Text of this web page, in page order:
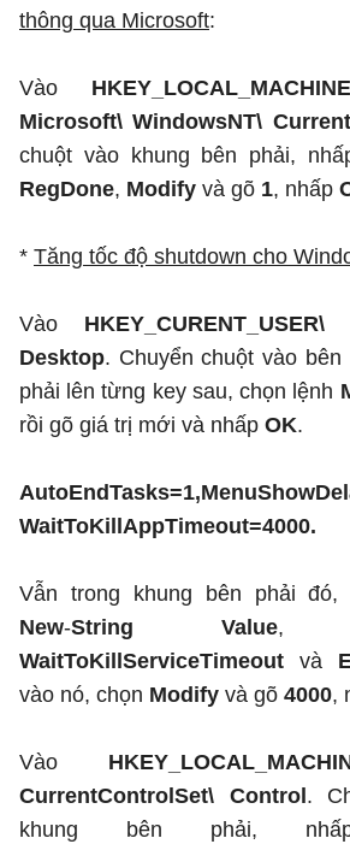
thông qua Microsoft:
Vào
Microsoft\ WindowsNT\
chuột vào khung bên phải,
RegDone, Modify và gõ 1, nhấp
* Tăng tốc độ shutdown cho
Vào
Desktop. Chuyển chuột vào bên
phải lên từng key sau, chọn lệnh
rồi gõ giá trị mới và nhấp OK.
WaitToKillAppTimeout=4000.
Vẫn trong khung bên phải đó,
New-String Value,
WaitToKillServiceTimeout và
vào nó, chọn Modify và gõ 4000,
Vào
CurrentControlSet\ Control .
khung bên phải,